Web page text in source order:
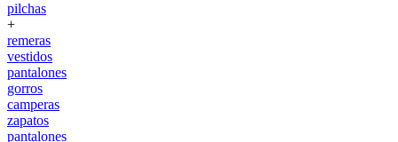
pilchas
+
remeras
vestidos
pantalones
gorros
camperas
zapatos
pantalones